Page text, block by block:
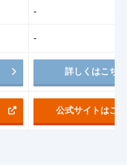
-
-
詳しくはこちら
公式サイトはこ